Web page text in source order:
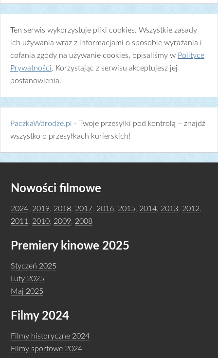
Ten serwis wykorzystuje pliki cookies. Wszystkie zasady
ich używania wraz z informacjami o sposobie wyrażania i
cofania zgody na używanie cookies, opisaliśmy w Polityce
Prywatności. Korzystając z serwisu akceptujesz jej
postanowienia.
PaczkaWdrodze.pl
- Twoje przesyłki pod kontrolą – znajdź
wszystko o przesyłkach kurierskich!
Nowości filmowe
2024 2019 2018 2017 2016 2015 2014 2013 2012
2011
2010 2009 2008
Premiery kinowe 2025
Styczeń 2025
Luty 2025
Maj 2025
Filmy 2024
Filmy historyczne 2024
Filmy sportowe 2024